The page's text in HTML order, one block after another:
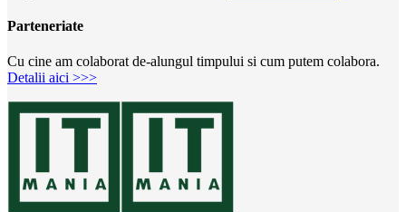
Parteneriate
Cu cine am colaborat de-alungul timpului si cum putem colabora.
Detalii aici >>>